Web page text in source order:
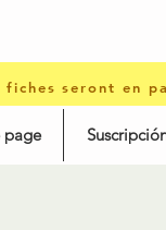
seront en
page